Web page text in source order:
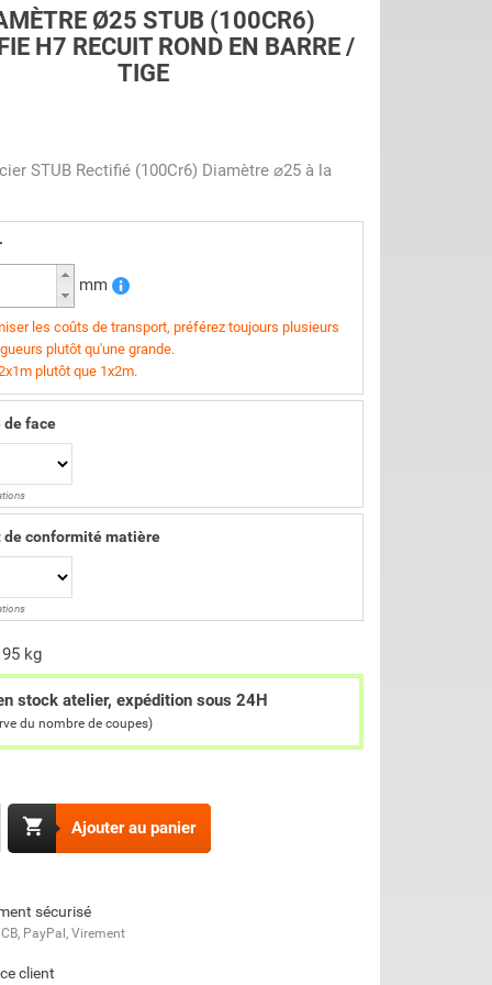
Ø25 STUB (100CR6)
H7 RECUIT ROND EN BARRE /
TIGE
STUB Rectifié (100Cr6) Diamètre ⌀25 à la
mm
les coûts de transport, préférez toujours plusieurs
plutôt qu'une grande.
plutôt que 1x2m.
de face
conformité matière
kg
stock atelier, expédition sous 24H
du nombre de coupes)
 Ajouter au panier
sécurisé
PayPal, Virement
client